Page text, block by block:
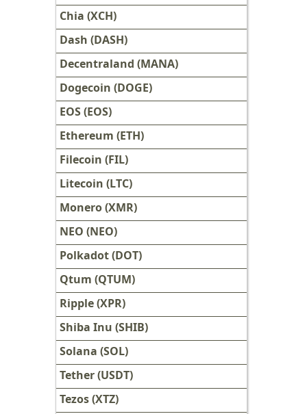
Chia (XCH)
Dash (DASH)
Decentraland (MANA)
Dogecoin (DOGE)
EOS (EOS)
Ethereum (ETH)
Filecoin (FIL)
Litecoin (LTC)
Monero (XMR)
NEO (NEO)
Polkadot (DOT)
Qtum (QTUM)
Ripple (XPR)
Shiba Inu (SHIB)
Solana (SOL)
Tether (USDT)
Tezos (XTZ)